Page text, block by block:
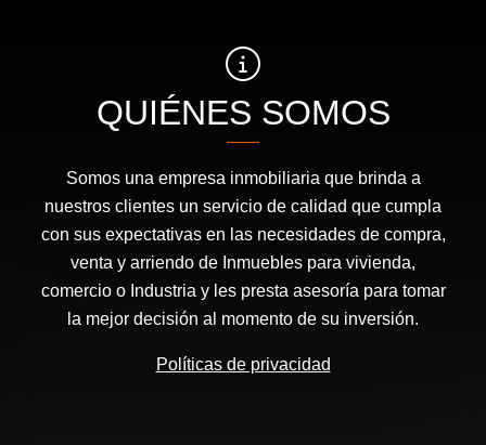
QUIÉNES SOMOS
Somos una empresa inmobiliaria que brinda a
nuestros clientes un servicio de calidad que cumpla
con sus expectativas en las necesidades de compra,
venta y arriendo de Inmuebles para vivienda,
comercio o Industria y les presta asesoría para tomar
la mejor decisión al momento de su inversión.
Políticas de privacidad